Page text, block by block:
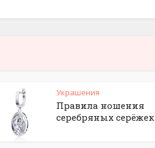
Украшения
Правила ношения
серебряных серёжек